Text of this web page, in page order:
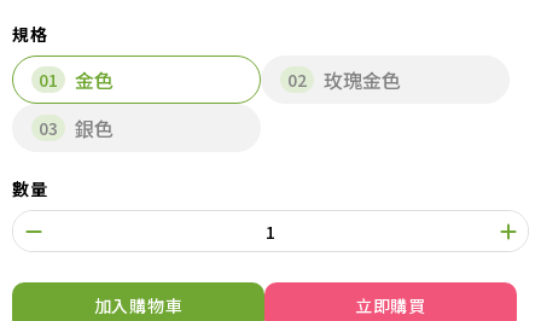
規格
金色
玫瑰金色
銀色
數量
加入購物車 立即購買